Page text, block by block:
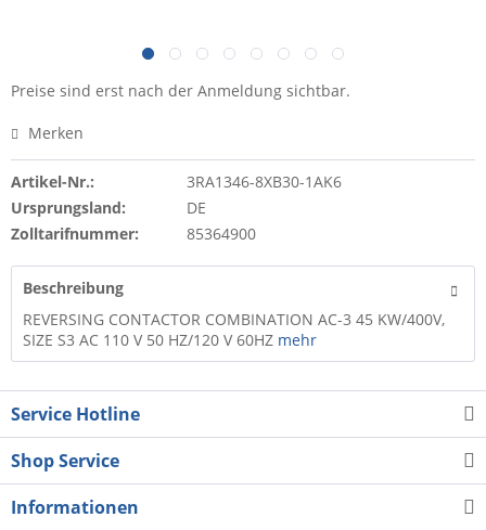
Preise sind erst nach der Anmeldung sichtbar.
Merken
Artikel-Nr.:
3RA1346-8XB30-1AK6
Ursprungsland:
DE
Zolltarifnummer:
85364900
Beschreibung
REVERSING CONTACTOR COMBINATION AC-3 45 KW/400V,
SIZE S3 AC 110 V 50 HZ/120 V 60HZ mehr
Service Hotline
Shop Service
Informationen